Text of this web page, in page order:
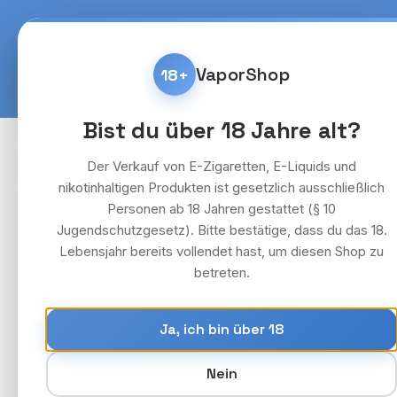
Hauptinhalt springen
Zur Suche springen
Zur Hauptnavigation springen Kostenlose Lieferung
Home E-Zigaretten &
10x Al Fakher Mini 3K Pod
Bildergalerie überspringen
18+ VaporShop
Bist du über 18 Jahre alt?
Der Verkauf von E-Zigaretten, E-Liquids und
nikotinhaltigen Produkten ist gesetzlich ausschließlich
Personen ab 18 Jahren gestattet (§ 10
Jugendschutzgesetz). Bitte bestätige, dass du das 18.
Lebensjahr bereits vollendet hast, um diesen Shop zu
betreten.
Ja, ich bin über 18
Nein